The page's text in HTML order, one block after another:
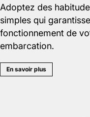
Adoptez des
simples qui
fonctionnement de
embarcation.
En savoir plus